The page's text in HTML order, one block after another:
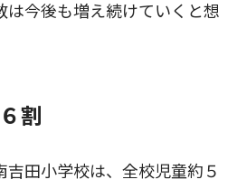
は今後も増え続けていくと想
割
田小学校は、全校児童約５